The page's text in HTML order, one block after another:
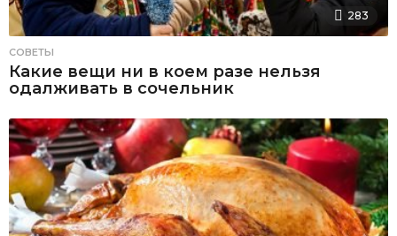
283
СОВЕТЫ
Какие вещи ни в коем разе нельзя
одалживать в сочельник